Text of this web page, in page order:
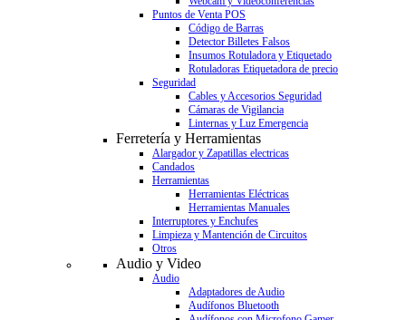
Puntos de Venta POS
Código de Barras
Detector Billetes Falsos
Insumos Rotuladora y Etiquetado
Rotuladoras Etiquetadora de precio
Seguridad
Cables y Accesorios Seguridad
Cámaras de Vigilancia
Linternas y Luz Emergencia
Ferretería y Herramientas
Alargador y Zapatillas electricas
Candados
Herramientas
Herramientas Eléctricas
Herramientas Manuales
Interruptores y Enchufes
Limpieza y Mantención de Circuitos
Otros
Audio y Video
Audio
Adaptadores de Audio
Audífonos Bluetooth